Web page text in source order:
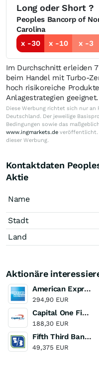
Long oder Short ?
Peoples Bancorp of
Carolina
x -30
x -10 x -3
Im Durchschnitt erleiden
beim Handel mit Turbo-
hoch risikoreiche
Anlagestrategien geeignet.
Diese Werbung richtet sich nur
Deutschland. Der jeweilige
Bedingungen sowie das
www.ingmarkets.de veröffentlicht.
dieser Werbung.
Kontaktdaten
Aktie
Name
Stadt
Land
Aktionäre
American Express
294,90 EUR
Capital One Financial
188,30 EUR
Fifth Third Bancorp
49,375 EUR